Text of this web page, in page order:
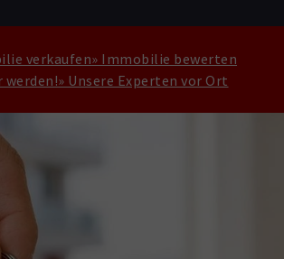
verkaufen» Immobilie bewerten
werden!» Unsere Experten vor Ort